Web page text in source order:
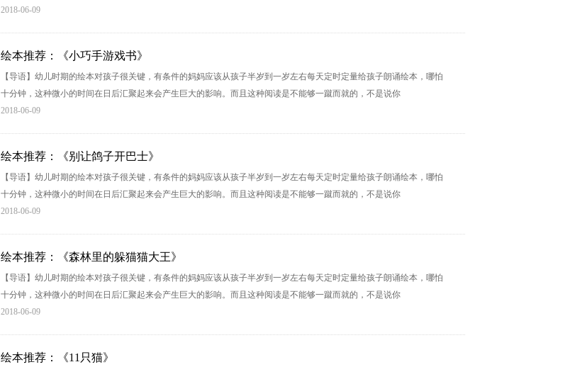
2018-06-09
绘本推荐：《小巧手游戏书》
【导语】幼儿时期的绘本对孩子很关键，有条件的妈妈应该从孩子半岁到一岁左右每天定时定量给孩子朗诵绘本，哪怕
十分钟，这种微小的时间在日后汇聚起来会产生巨大的影响。而且这种阅读是不能够一蹴而就的，不是说你
2018-06-09
绘本推荐：《别让鸽子开巴士》
【导语】幼儿时期的绘本对孩子很关键，有条件的妈妈应该从孩子半岁到一岁左右每天定时定量给孩子朗诵绘本，哪怕
十分钟，这种微小的时间在日后汇聚起来会产生巨大的影响。而且这种阅读是不能够一蹴而就的，不是说你
2018-06-09
绘本推荐：《森林里的躲猫猫大王》
【导语】幼儿时期的绘本对孩子很关键，有条件的妈妈应该从孩子半岁到一岁左右每天定时定量给孩子朗诵绘本，哪怕
十分钟，这种微小的时间在日后汇聚起来会产生巨大的影响。而且这种阅读是不能够一蹴而就的，不是说你
2018-06-09
绘本推荐：《11只猫》